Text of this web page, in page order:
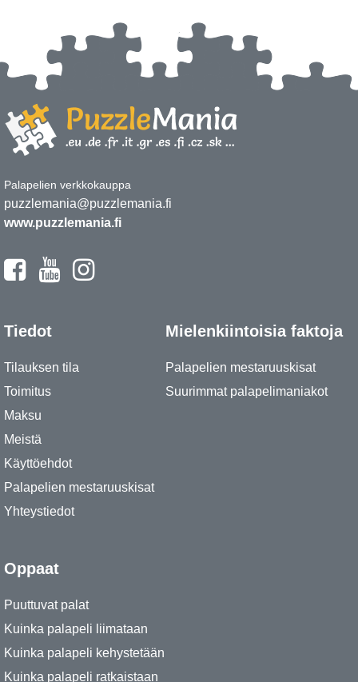
Palapelien verkkokauppa
puzzlemania@puzzlemania.fi
www.puzzlemania.fi
Tiedot
Tilauksen tila
Toimitus
Maksu
Meistä
Käyttöehdot
Palapelien mestaruuskisat
Yhteystiedot
Mielenkiintoisia faktoja
Palapelien mestaruuskisat
Suurimmat palapelimaniakot
Oppaat
Puuttuvat palat
Kuinka palapeli liimataan
Kuinka palapeli kehystetään
Kuinka palapeli ratkaistaan